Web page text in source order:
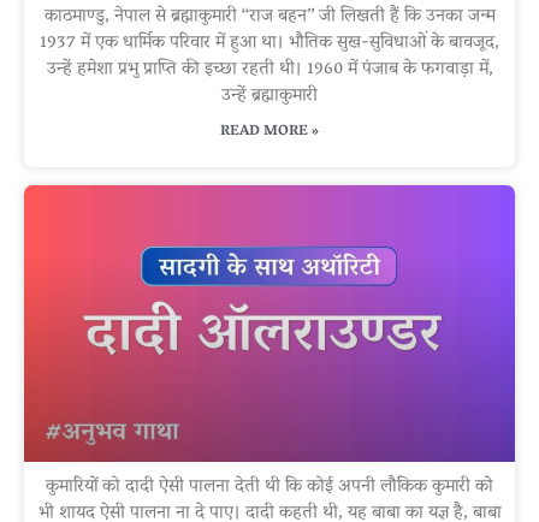
काठमाण्डु, नेपाल से ब्रह्माकुमारी “राज बहन” जी लिखती हैं कि उनका जन्म
1937 में एक धार्मिक परिवार में हुआ था। भौतिक सुख-सुविधाओं के बावजूद,
उन्हें हमेशा प्रभु प्राप्ति की इच्छा रहती थी। 1960 में पंजाब के फगवाड़ा में,
उन्हें ब्रह्माकुमारी
READ MORE »
कुमारियों को दादी ऐसी पालना देती थी कि कोई अपनी लौकिक कुमारी को
भी शायद ऐसी पालना ना दे पाए। दादी कहती थी, यह बाबा का यज्ञ है, बाबा